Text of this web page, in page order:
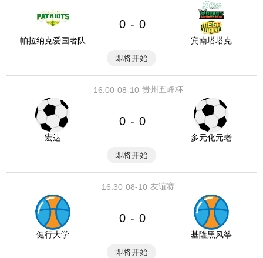
帕拉纳克爱国者队
0 - 0
宾南塔塔克
即将开始
08-10
16:00 贵州五峰杯
宏达
0 - 0
多元化元老
即将开始
08-10
16:30 友谊赛
健行大学
0 - 0
基隆黑风筝
即将开始